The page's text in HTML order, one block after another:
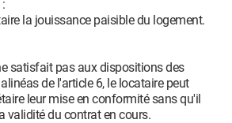
la jouissance paisible du logement.
satisfait pas aux dispositions des
de l'article 6, le locataire peut
leur mise en conformité sans qu'il
validité du contrat en cours.